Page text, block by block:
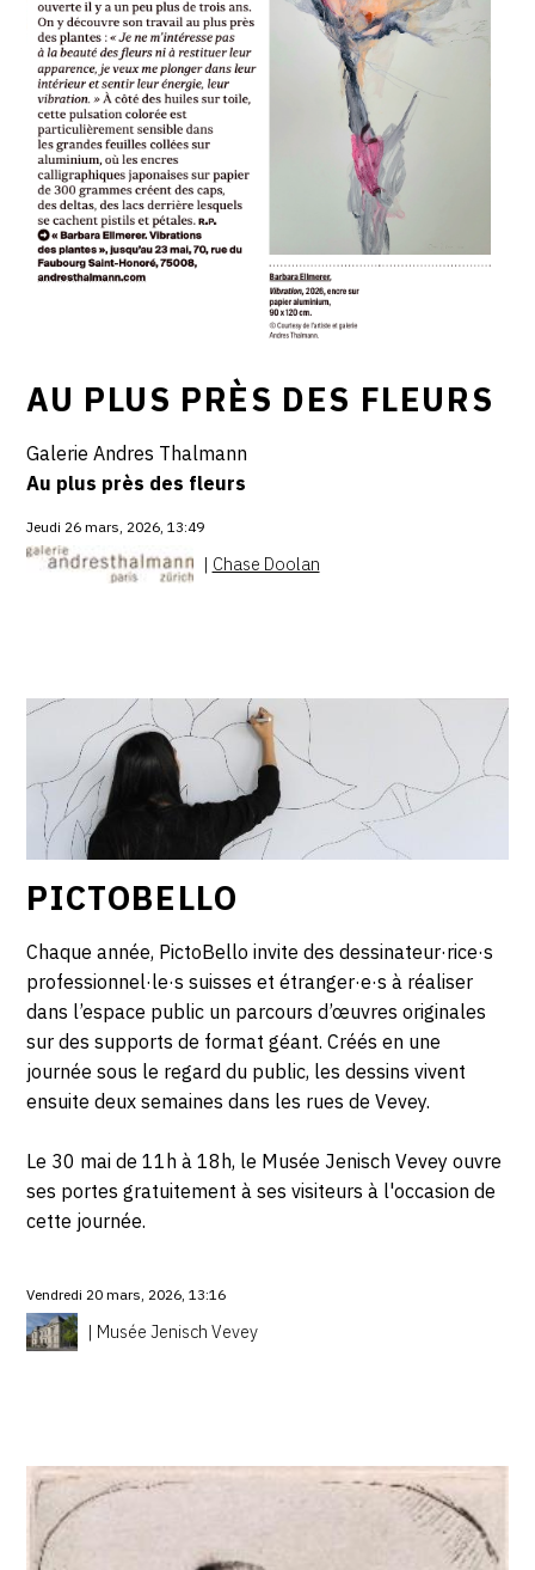
AU PLUS PRÈS DES FLEURS
Galerie Andres Thalmann
Au plus près des fleurs
Jeudi 26 mars, 2026, 13:49
| Chase Doolan
PICTOBELLO
Chaque année, PictoBello invite des dessinateur·rice·s
professionnel·le·s suisses et étranger·e·s à réaliser
dans l’espace public un parcours d’œuvres originales
sur des supports de format géant. Créés en une
journée sous le regard du public, les dessins vivent
ensuite deux semaines dans les rues de Vevey.
Le 30 mai de 11h à 18h, le Musée Jenisch Vevey ouvre
ses portes gratuitement à ses visiteurs à l'occasion de
cette journée.
Vendredi 20 mars, 2026, 13:16
| Musée Jenisch Vevey